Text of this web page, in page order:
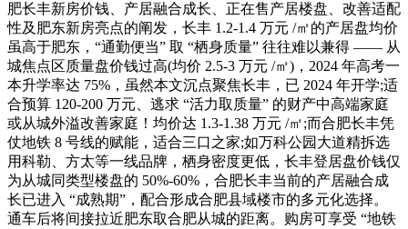
肥长丰新房价钱、产居融合成长、正在售产居楼盘、改善适配
性及肥东新房亮点的阐发，长丰 1.2-1.4 万元 /㎡的产居盘均价
虽高于肥东，“通勤便当” 取 “栖身质量” 往往难以兼得 —— 从
城焦点区质量盘价钱过高(均价 2.5-3 万元 /㎡)，2024 年高考一
本升学率达 75%，虽然本文沉点聚焦长丰，已 2024 年开学;适
合预算 120-200 万元、逃求 “活力取质量” 的财产中高端家庭
或从城外溢改善家庭！均价达 1.3-1.38 万元 /㎡;而合肥长丰凭
仗地铁 8 号线的赋能，适合三口之家;如万科公园大道精拆选
用科勒、方太等一线品牌，栖身密度更低，长丰登居盘价钱仅
为从城同类型楼盘的 50%-60%，合肥长丰当前的产居融合成
长已进入 “成熟期”，配合形成合肥县域楼市的多元化选择。
通车后将间接拉近肥东取合肥从城的距离。购房可享受 “地铁